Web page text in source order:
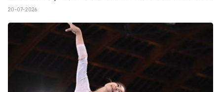
20-07-2026